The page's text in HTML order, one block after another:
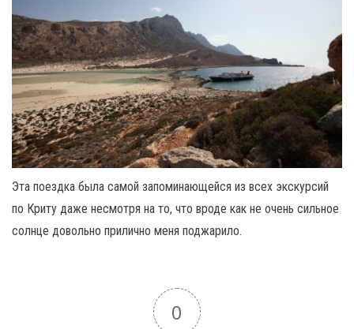
Эта поездка была самой запоминающейся из всех экскурсий
по Криту даже несмотря на то, что вроде как не очень сильное
солнце довольно прилично меня поджарило.
0